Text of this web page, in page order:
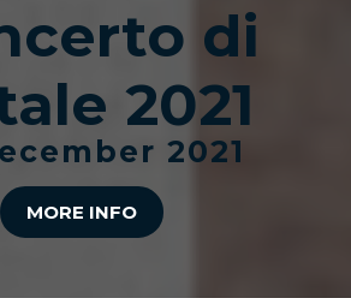
di
2021
2021
MORE INFO